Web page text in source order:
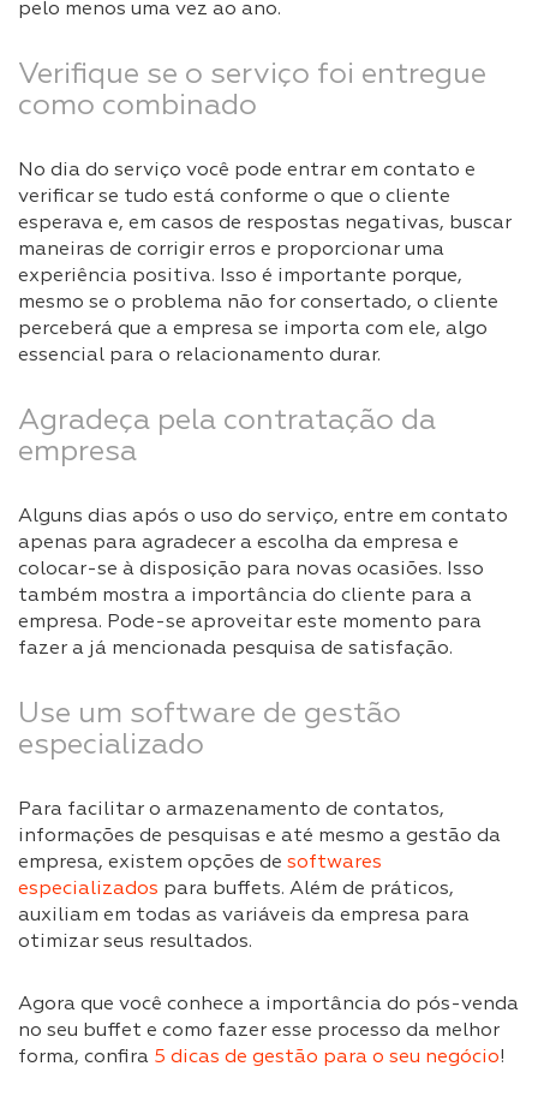
pelo menos uma vez ao ano.
Verifique se o serviço foi entregue
como combinado
No dia do serviço você pode entrar em contato e
verificar se tudo está conforme o que o cliente
esperava e, em casos de respostas negativas, buscar
maneiras de corrigir erros e proporcionar uma
experiência positiva. Isso é importante porque,
mesmo se o problema não for consertado, o cliente
perceberá que a empresa se importa com ele, algo
essencial para o relacionamento durar.
Agradeça pela contratação da
empresa
Alguns dias após o uso do serviço, entre em contato
apenas para agradecer a escolha da empresa e
colocar-se à disposição para novas ocasiões. Isso
também mostra a importância do cliente para a
empresa. Pode-se aproveitar este momento para
fazer a já mencionada pesquisa de satisfação.
Use um software de gestão
especializado
Para facilitar o armazenamento de contatos,
informações de pesquisas e até mesmo a gestão da
empresa, existem opções de softwares
especializados para buffets. Além de práticos,
auxiliam em todas as variáveis da empresa para
otimizar seus resultados.
Agora que você conhece a importância do pós-venda
no seu buffet e como fazer esse processo da melhor
forma, confira 5 dicas de gestão para o seu negócio!​